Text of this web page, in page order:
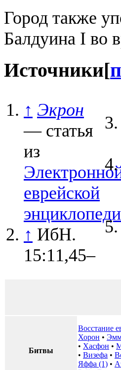
Город также
Балдуина I во
Источники[
↑ Экрон
— статья
из
еврейской
↑ ИбН.
15:11,45–
Битвы
Восстание
Хорон •
• Хасфон •
• Визефа •
Яффа (1) •